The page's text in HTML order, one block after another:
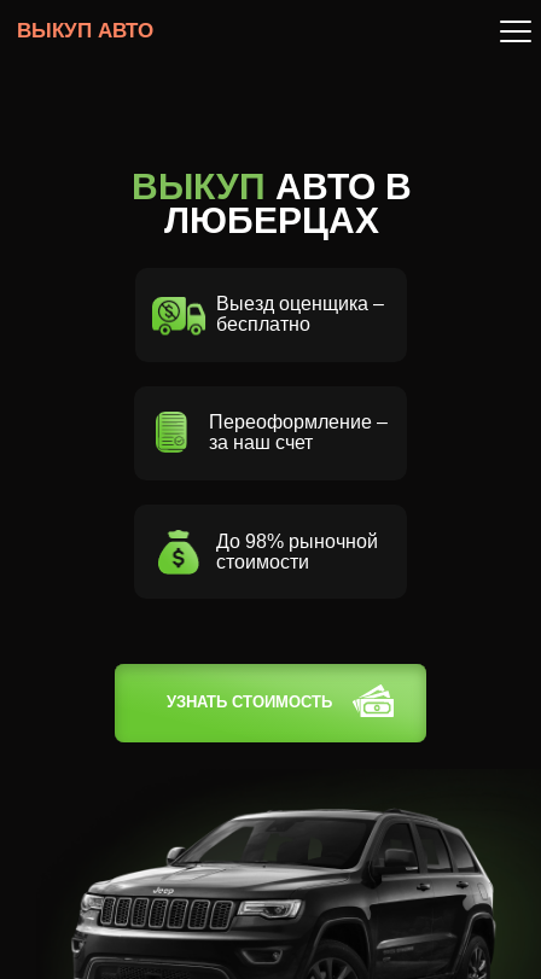
ВЫКУП АВТО
Переоформление –
за наш счет
До 98% рыночной
стоимости
ВЫКУП АВТО В
ЛЮБЕРЦАХ
Выезд оценщика –
бесплатно
УЗНАТЬ СТОИМОСТЬ